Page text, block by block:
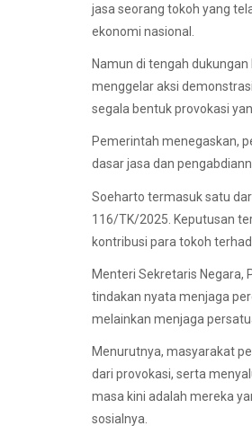
jasa seorang tokoh yang
ekonomi nasional.
Namun di tengah
menggelar aksi
segala bentuk provokasi
Pemerintah menegaskan,
dasar jasa dan
Soeharto termasuk satu
116/TK/2025. Keputusan
kontribusi para tokoh
Menteri Sekretaris Negara,
tindakan nyata menjaga
melainkan menjaga
Menurutnya, masyarakat
dari provokasi, serta
masa kini adalah mereka
sosialnya.